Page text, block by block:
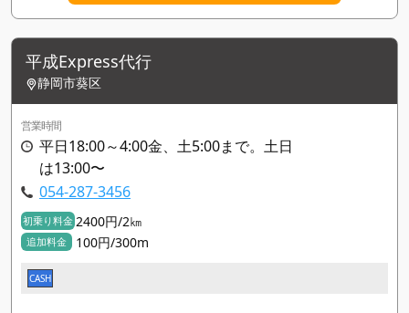
平成Express代行
静岡市葵区
営業時間
平日18:00～4:00金、土5:00まで。土日
は13:00〜
054-287-3456
初乗り料金 2400円/2㎞
追加料金 100円/300m
CASH